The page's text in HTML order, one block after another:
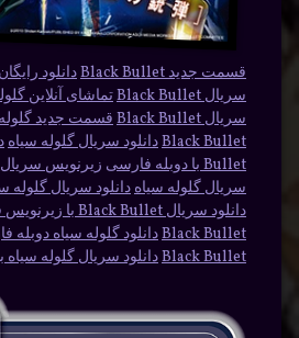
قسمت جدید Black Bullet دانلود
سریال Black Bullet
تماشای آنلاین
سریال Black Bullet
قسمت جدید
Black Bulletدانلود سریال گلوله سیاه
Bullet با دوبله فارسی
زیرنویس سریال
سریال گلوله سیاه دانلود سریال گلوله
دانلود سریال Black Bullet با زیرنویس فارسی
Black Bulletدانلود گلوله سیاه دوبله
Black Bulletدانلود سریال گلوله